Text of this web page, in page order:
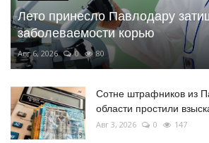
Лето принесло Павлодару
заболеваемости корью
Авг 6, 2026 0 80
Сотне штрафников из
области простили
Авг 3, 2026 0 147